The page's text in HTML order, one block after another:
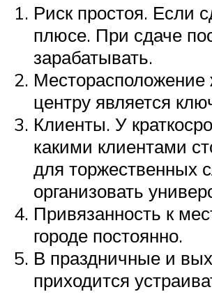
Риск простоя. Если
плюсе. При сдаче
зарабатывать.
Месторасположение
центру является
Клиенты. У
какими клиентами
для торжественных
организовать
Привязанность к
городе постоянно.
В праздничные и
приходится